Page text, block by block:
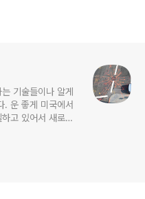
기술들이나 알게
고 있어서 새로운
공유하고 싶습니다.